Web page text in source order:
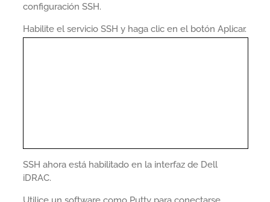
configuración SSH.
Habilite el servicio SSH y haga clic en el botón Aplicar.
SSH ahora está habilitado en la interfaz de Dell
iDRAC.